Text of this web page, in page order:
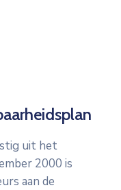
uit het
2000 is
aan de